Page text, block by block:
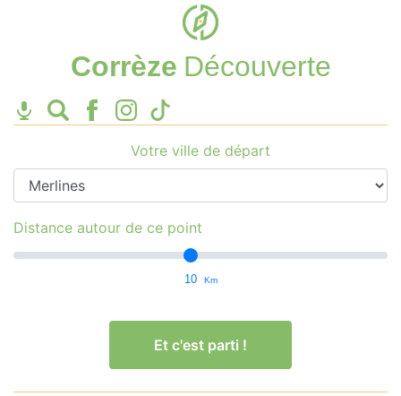
Corrèze Découverte
Votre ville de départ
Distance autour de ce point
10 Km
Et c'est parti !